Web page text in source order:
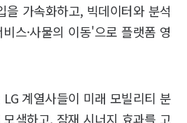
을 가속화하고, 빅데이터와 분석
스·사물의 이동'으로 플랫폼 영
계열사들이 미래 모빌리티 분
색하고, 잠재 시너지 효과를 고